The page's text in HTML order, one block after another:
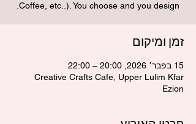
Coffee, etc..). You choose and you design.
זמן ומיקום
15 בפבר׳ 2026, 20:00 – 22:00
Creative Crafts Cafe, Upper Lulim Kfar
Ezion